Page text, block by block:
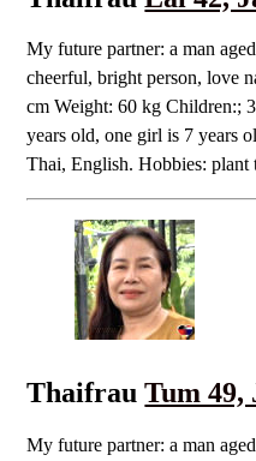
My future partner: a man
cheerful, bright person, love
cm Weight: 60 kg Children:;
years old, one girl is 7 years
Thai, English. Hobbies:
ThaifrauTum 49,
My future partner: a man